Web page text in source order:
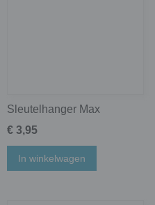
Sleutelhanger Max
€ 3,95
In winkelwagen